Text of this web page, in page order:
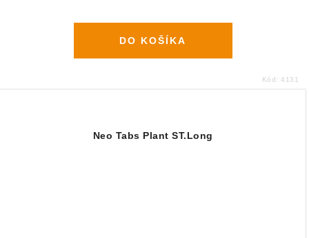
DO KOŠÍKA
Kód: 4131
Neo Tabs Plant ST.Long